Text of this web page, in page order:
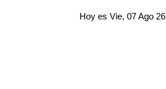
Hoy esVie, 07 Ago 26